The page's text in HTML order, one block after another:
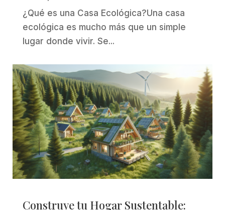
¿Qué es una Casa Ecológica?Una casa
ecológica es mucho más que un simple
lugar donde vivir. Se...
Construye tu Hogar Sustentable: